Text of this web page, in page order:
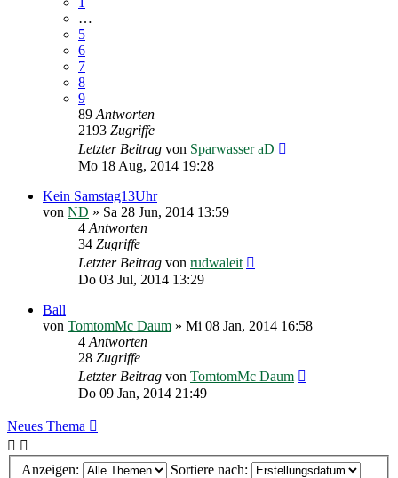
…
5
6
7
8
9
89Antworten
2193 Zugriffe
Letzter Beitrag von Sparwasser aD
Mo 18 Aug, 2014 19:28
Kein Samstag13Uhr
von ND » Sa 28 Jun, 2014 13:59
4Antworten
34 Zugriffe
Letzter Beitrag von rudwaleit
Do 03 Jul, 2014 13:29
Ball
von TomtomMc Daum » Mi 08 Jan, 2014 16:58
4Antworten
28 Zugriffe
Letzter Beitrag von TomtomMc Daum
Do 09 Jan, 2014 21:49
Neues Thema
Anzeigen:
Sortiere nach: